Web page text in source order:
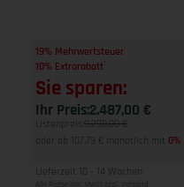
19% Mehrwertsteuer
10% Extrarabatt
Sie sparen:
Ihr Preis:2.487,00 €
Listenpreis: 3.290,00 €
oder ab 107,79 € monatlich mit
Lieferzeit 10 - 14 Wochen
Alle Preise inkl. MwSt zzgl. Versand